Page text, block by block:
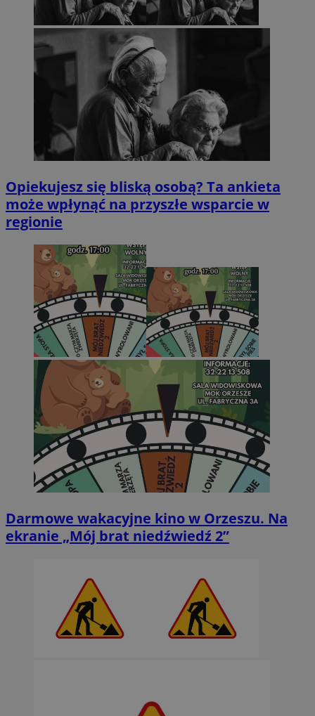
Opiekujesz się bliską osobą? Ta ankieta
może wpłynąć na przyszłe wsparcie w
regionie
Darmowe wakacyjne kino w Orzeszu. Na
ekranie „Mój brat niedźwiedź 2”